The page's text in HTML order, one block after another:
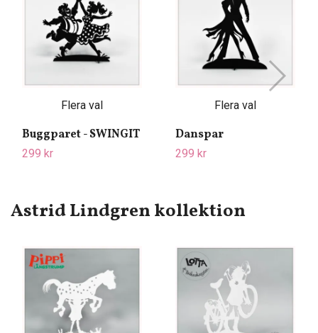
Flera val
Buggparet - SWINGIT
299 kr
Flera val
Danspar
299 kr
Astrid Lindgren kollektion